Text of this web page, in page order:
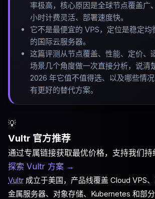
率极高，核心原因是全球节点覆盖广
小时计费灵活、部署速度快。
它不是最便宜的 VPS，定位是稳定均
的国际云服务器。
这篇评测从节点覆盖、性能、定价、
场景几个角度做一次直接分析，说清
2026 年它值不值得选、以及哪些情
有更好的替代方案。
💡
Vultr 官方推荐
通过专属链接获取最优价格，支持我们持
探索 Vultr 方案 →
Vultr 成立于美国，产品线覆盖 Cloud VPS
金属服务器、对象存储、Kubernetes 和部